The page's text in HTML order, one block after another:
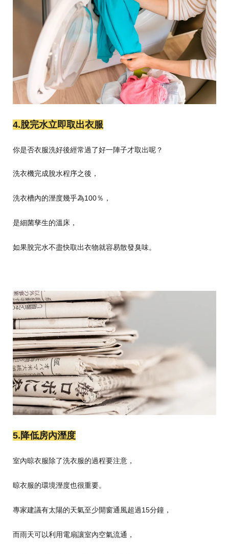
4.脫完水立即取出衣服
你是否衣服洗好後經常過了好一陣子才取出呢？
洗衣機完成脫水程序之後，
洗衣槽內的溼度幾乎為100％，
是細菌孳生的溫床，
如果脫完水不盡快取出衣物就容易散發臭味。
5.降低房內溼度
室內晾衣服除了洗衣服的過程要注意，
晾衣服的環境溼度也很重要。
專家建議有太陽的天氣至少開窗通風超過15分鐘，
而雨天可以利用電扇讓室內空氣流通，